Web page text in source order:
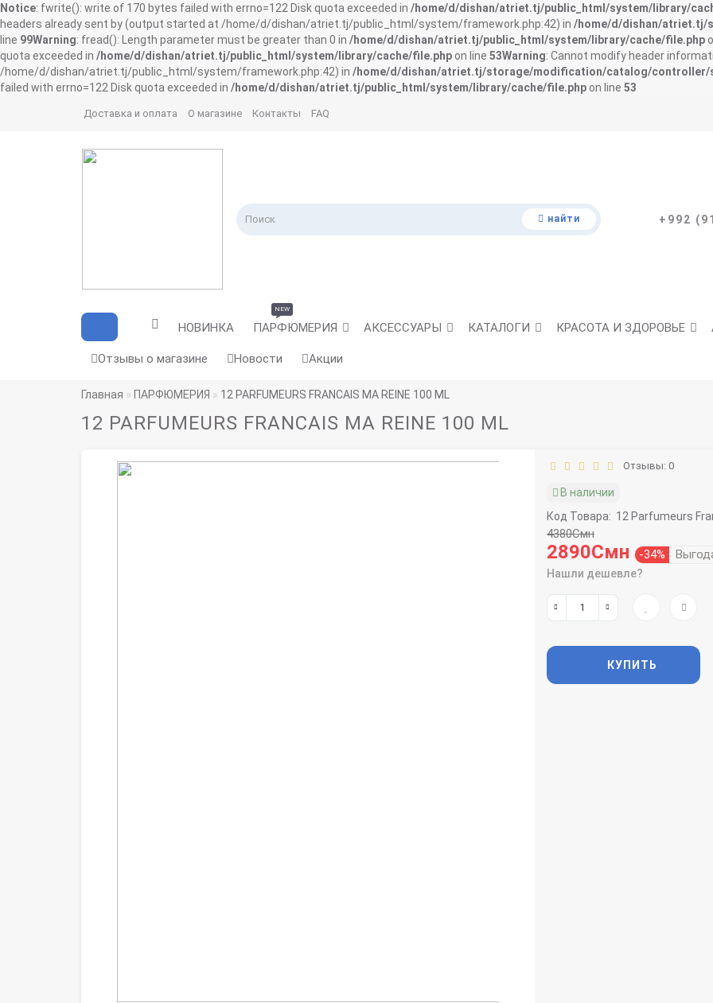
Notice: fwrite(): write of 170 bytes failed with errno=122 Disk quota exceeded in /home/d/dishan/atriet.tj/public_html/system/library/
headers already sent by (output started at /home/d/dishan/atriet.tj/public_html/system/framework.php:42) in /home/d/dishan/
line 99Warning: fread(): Length parameter must be greater than 0 in /home/d/dishan/atriet.tj/public_html/system/library/cache/file.php
quota exceeded in /home/d/dishan/atriet.tj/public_html/system/library/cache/file.php on line 53Warning: Cannot modify header
/home/d/dishan/atriet.tj/public_html/system/framework.php:42) in /home/d/dishan/atriet.tj/storage/modification/catalog/controller/
failed with errno=122 Disk quota exceeded in /home/d/dishan/atriet.tj/public_html/system/library/cache/file.php on line 53
Доставка и оплата О магазине Контакты FAQ
найти +992
НОВИНКА ПАРФЮМЕРИЯ
NEW
АКСЕССУАРЫ КАТАЛОГИ КРАСОТА И ЗДОРОВЬЕ
Отзывы о магазине Новости Акции
Главная ПАРФЮМЕРИЯ 12 PARFUMEURS FRANCAIS MA REINE 100 ML
12 PARFUMEURS FRANCAIS MA REINE 100 ML
Отзывы: 0
В наличии
Код Товара: 12 Parfumeurs
4380Смн
2890Смн -34%
Нашли дешевле?
КУПИТЬ